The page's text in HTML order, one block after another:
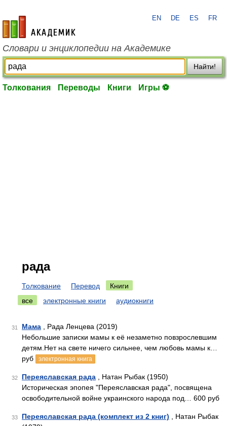
academic.ru
EN DE ES FR
Словари и энциклопедии на Академике
Найти!
Толкования Переводы Книги Игры ⚽
рада
Толкование Перевод
Книги
все
электронные книги аудиокниги
31 Мама , Рада Ленцева (2019)
Небольшие записки мамы к её незаметно повзрослевшим
детям.Нет на свете ничего сильнее, чем любовь мамы к…
руб
электронная книга
32 Переяславская рада , Натан Рыбак (1950)
Историческая эпопея "Переяславская рада", посвящена
освободительной войне украинского народа под… 600 руб
33 Переяславская рада (комплект из 2 книг) , Натан Рыбак